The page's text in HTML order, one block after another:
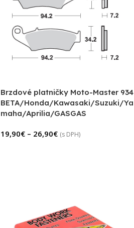
Brzdové platničky Moto-Master 934
BETA/Honda/Kawasaki/Suzuki/Ya
maha/Aprilia/GASGAS
19,90€ – 26,90€ (s DPH)